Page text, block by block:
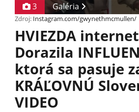
3 Galéria
Zdroj: Instagram.com/gwynethmcmullen/
HVIEZDA
Dorazila
ktorá sa pasuje
KRÁĽOVNÚ
VIDEO